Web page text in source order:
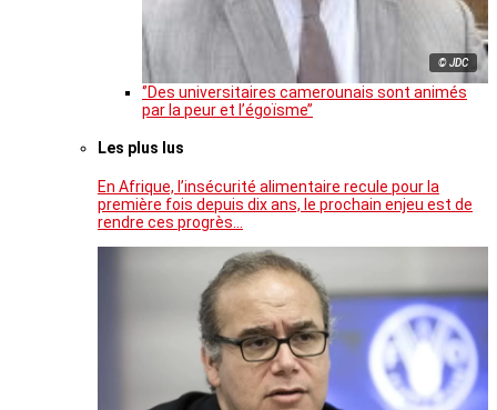
© JDC
‘’Des universitaires camerounais sont animés
par la peur et l’égoïsme’’
Les plus lus
En Afrique, l’insécurité alimentaire recule pour la
première fois depuis dix ans, le prochain enjeu est de
rendre ces progrès…